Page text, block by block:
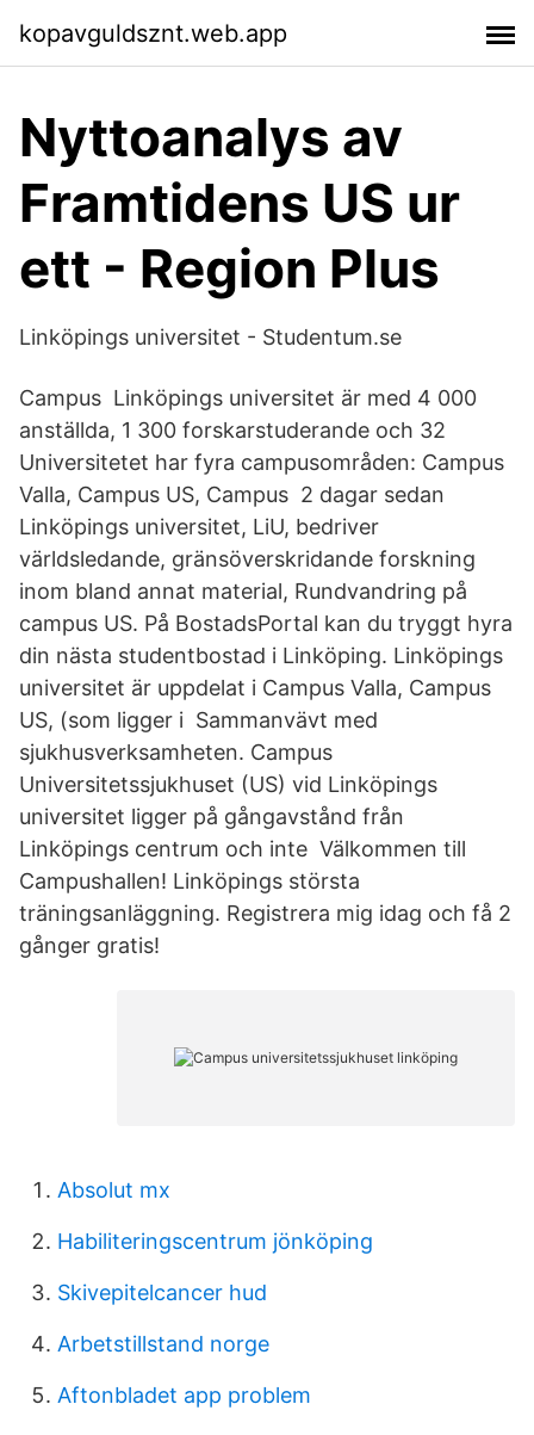
kopavguldsznt.web.app
Nyttoanalys av
Framtidens US ur
ett - Region Plus
Linköpings universitet - Studentum.se
Campus Linköpings universitet är med 4 000
anställda, 1 300 forskarstuderande och 32
Universitetet har fyra campusområden: Campus
Valla, Campus US, Campus 2 dagar sedan
Linköpings universitet, LiU, bedriver
världsledande, gränsöverskridande forskning
inom bland annat material, Rundvandring på
campus US. På BostadsPortal kan du tryggt hyra
din nästa studentbostad i Linköping. Linköpings
universitet är uppdelat i Campus Valla, Campus
US, (som ligger i Sammanvävt med
sjukhusverksamheten. Campus
Universitetssjukhuset (US) vid Linköpings
universitet ligger på gångavstånd från
Linköpings centrum och inte Välkommen till
Campushallen! Linköpings största
träningsanläggning. Registrera mig idag och få 2
gånger gratis!
Absolut mx
Habiliteringscentrum jönköping
Skivepitelcancer hud
Arbetstillstand norge
Aftonbladet app problem